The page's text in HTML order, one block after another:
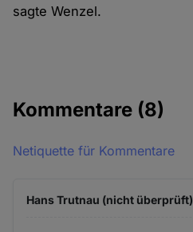
sagte Wenzel.
Kommentare (8)
Netiquette für Kommentare
Hans Trutnau (nicht überprüft)